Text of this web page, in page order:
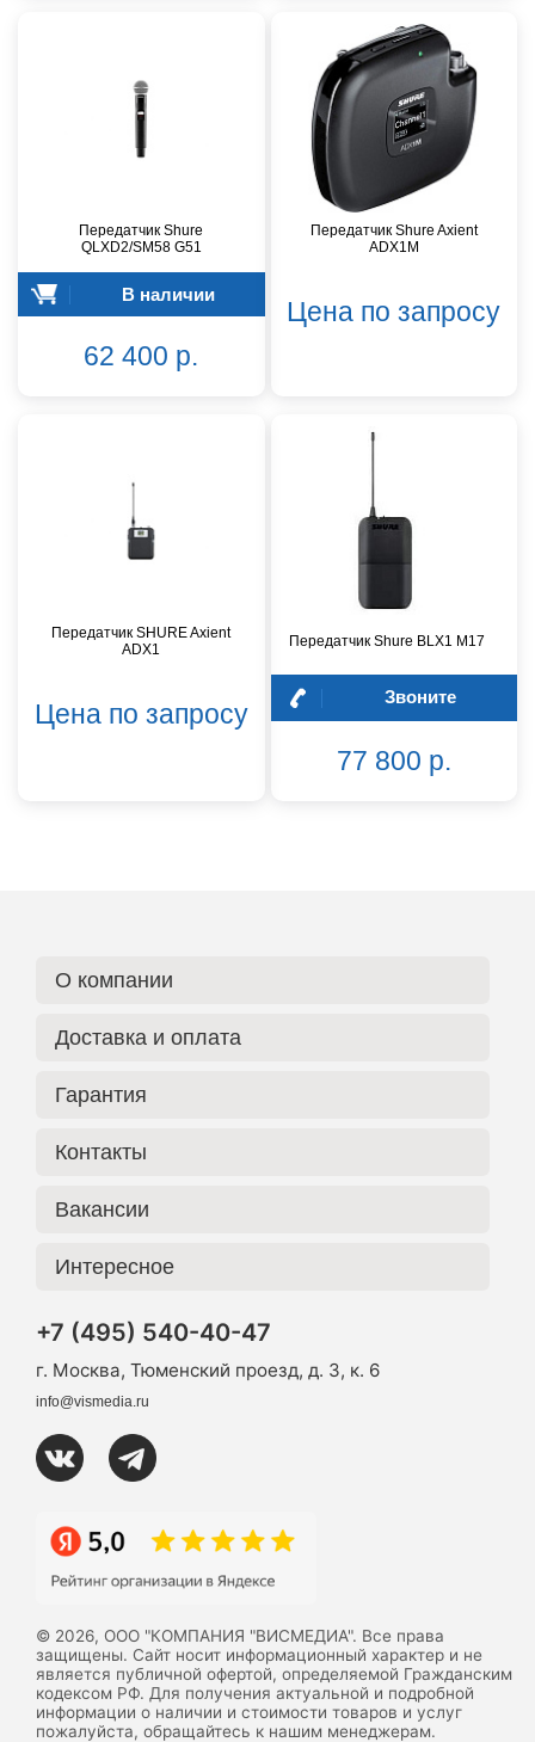
Передатчик Shure
QLXD2/SM58 G51
В наличии
62 400 р.
Передатчик Shure Axient
ADX1M
Цена по запросу
Передатчик SHURE Axient
ADX1
Цена по запросу
Передатчик Shure BLX1 M17
Звоните
77 800 р.
О компании
Доставка и оплата
Гарантия
Контакты
Вакансии
Интересное
+7 (495) 540-40-47
г. Москва, Тюменский проезд, д. 3, к. 6
info@vismedia.ru
© 2026, ООО "КОМПАНИЯ "ВИСМЕДИА". Все права
защищены. Сайт носит информационный характер и не
является публичной офертой, определяемой Гражданским
кодексом РФ. Для получения актуальной и подробной
информации о наличии и стоимости товаров и услуг
пожалуйста, обращайтесь к нашим менеджерам.